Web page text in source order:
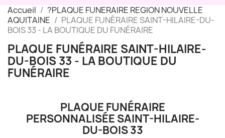
Accueil
?PLAQUE FUNERAIRE REGION NOUVELLE
AQUITAINE
PLAQUE FUNÉRAIRE SAINT-HILAIRE-DU-
BOIS 33 - LA BOUTIQUE DU FUNÉRAIRE
PLAQUE FUNÉRAIRE SAINT-HILAIRE-
DU-BOIS 33 - LA BOUTIQUE DU
FUNÉRAIRE
PLAQUE FUNÉRAIRE
PERSONNALISÉE SAINT-HILAIRE-
DU-BOIS 33